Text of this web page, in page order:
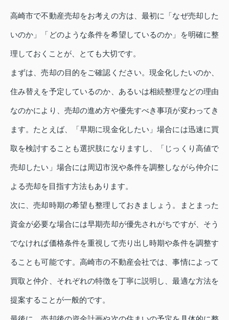
高崎市で不動産売却をお考えの方は、最初に「なぜ売却した
いのか」「どのような条件を希望しているのか」を明確に整
理しておくことが、とても大切です。
まずは、売却の目的をご確認ください。現金化したいのか、
住み替えを予定しているのか、あるいは相続整理などの理由
なのかにより、売却の進め方や優先すべき事項が変わってき
ます。たとえば、「早期に現金化したい」場合には迅速に買
取を検討することも選択肢になりますし、「じっくり高値で
売却したい」場合には周辺市況や条件を調整しながら仲介に
よる売却を目指す方法もあります。
次に、売却時期の希望も整理しておきましょう。まとまった
資金が必要な場合には早期売却が優先されがちですが、そう
でなければ価格条件を重視して売り出し時期や条件を調整す
ることも可能です。高崎市の不動産会社では、事情によって
買取と仲介、それぞれの特徴を丁寧に説明し、最適な方法を
提案することが一般的です。